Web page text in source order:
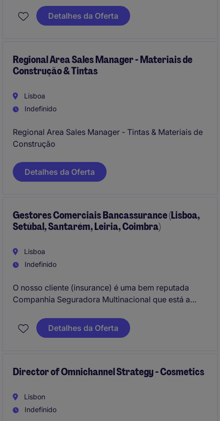
Detalhes da Oferta
Regional Area Sales Manager - Materiais de
Construção & Tintas
Lisboa
Indefinido
Regional Area Sales Manager - Tintas & Materiais de
Construção
Detalhes da Oferta
Gestores Comerciais Bancassurance (Lisboa,
Setúbal, Santarém, Leiria, Coimbra)
Lisboa
Indefinido
O nosso cliente (insurance) é uma bem reputada
Companhia Seguradora Multinacional que está a
zona de Lisboa, Santarém, Setúbal e Coimbra.
Detalhes da Oferta
Director of Omnichannel Strategy - Cosmetics
Lisbon
Indefinido